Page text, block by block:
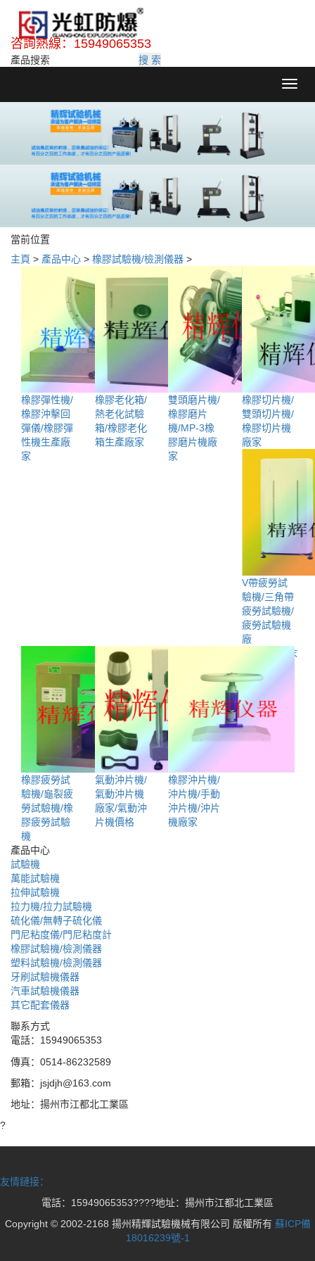
咨詢熱線：15949065353
搜 索
當前位置
主頁 > 產品中心 > 橡膠試驗機/檢測儀器 >
橡膠彈性機/
橡膠沖擊回
彈儀/橡膠彈
性機生產廠
家
橡膠老化箱/
熱老化試驗
箱/橡膠老化
箱生產廠家
雙頭磨片機/
橡膠磨片
機/MP-3橡
膠磨片機廠
家
橡膠切片機/
雙頭切片機/
橡膠切片機
廠家
V帶疲勞試
驗機/三角帶
疲勞試驗機/
疲勞試驗機
廠
橡膠疲勞試
驗機/龜裂疲
勞試驗機/橡
膠疲勞試驗
機
氣動沖片機/
氣動沖片機
廠家/氣動沖
片機價格
橡膠沖片機/
沖片機/手動
沖片機/沖片
機廠家
末
產品中心
試驗機
萬能試驗機
拉伸試驗機
拉力機/拉力試驗機
硫化儀/無轉子硫化儀
門尼粘度儀/門尼粘度計
橡膠試驗機/檢測儀器
塑料試驗機/檢測儀器
牙刷試驗機儀器
汽車試驗機儀器
其它配套儀器
聯系方式
電話：15949065353
傳真：0514-86232589
郵箱：jsjdjh@163.com
地址：揚州市江都北工業區
?
友情鏈接：
電話：15949065353????地址：揚州市江都北工業區
Copyright © 2002-2168 揚州精輝試驗機械有限公司 版權所有 蘇ICP備
18016239號-1